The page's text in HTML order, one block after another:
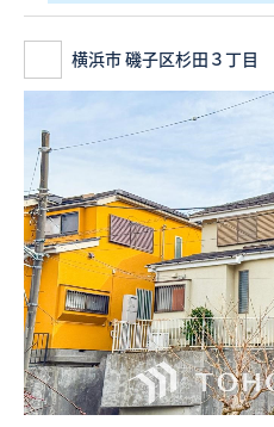
横浜市 磯子区杉田３丁目